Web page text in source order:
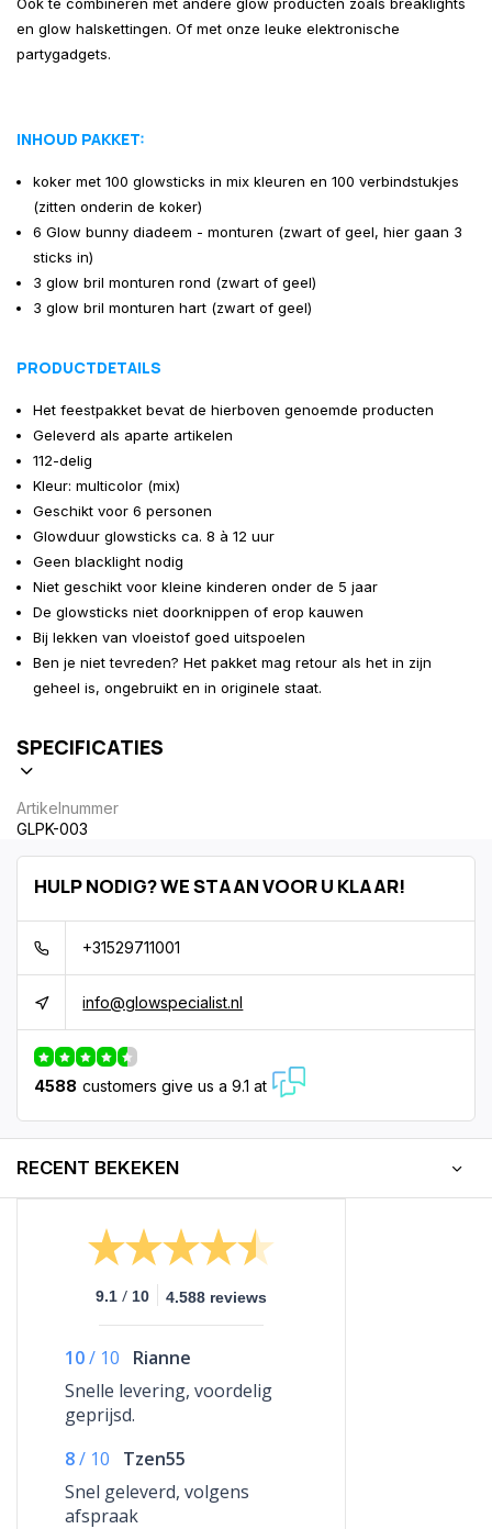
en glow halskettingen. Of met onze leuke elektronische
partygadgets.
INHOUD PAKKET:
koker met 100 glowsticks in mix kleuren en 100 verbindstukjes
(zitten onderin de koker)
6 Glow bunny diadeem - monturen (zwart of geel, hier gaan 3
sticks in)
3 glow bril monturen rond (zwart of geel)
3 glow bril monturen hart (zwart of geel)
PRODUCTDETAILS
Het feestpakket bevat de hierboven genoemde producten
Geleverd als aparte artikelen
112-delig
Kleur: multicolor (mix)
Geschikt voor 6 personen
Glowduur glowsticks ca. 8 à 12 uur
Geen blacklight nodig
Niet geschikt voor kleine kinderen onder de 5 jaar
De glowsticks niet doorknippen of erop kauwen
Bij lekken van vloeistof goed uitspoelen
Ben je niet tevreden? Het pakket mag retour als het in zijn
geheel is, ongebruikt en in originele staat.
SPECIFICATIES
Artikelnummer
GLPK-003
HULP NODIG? WE STAAN VOOR U KLAAR!
+31529711001
info@glowspecialist.nl
4588 customers give us a 9.1 at
RECENT BEKEKEN
9.1 / 10 4.588 reviews
10/ 10
Rianne
Snelle levering, voordelig
geprijsd.
8/ 10
Tzen55
Snel geleverd, volgens
afspraak